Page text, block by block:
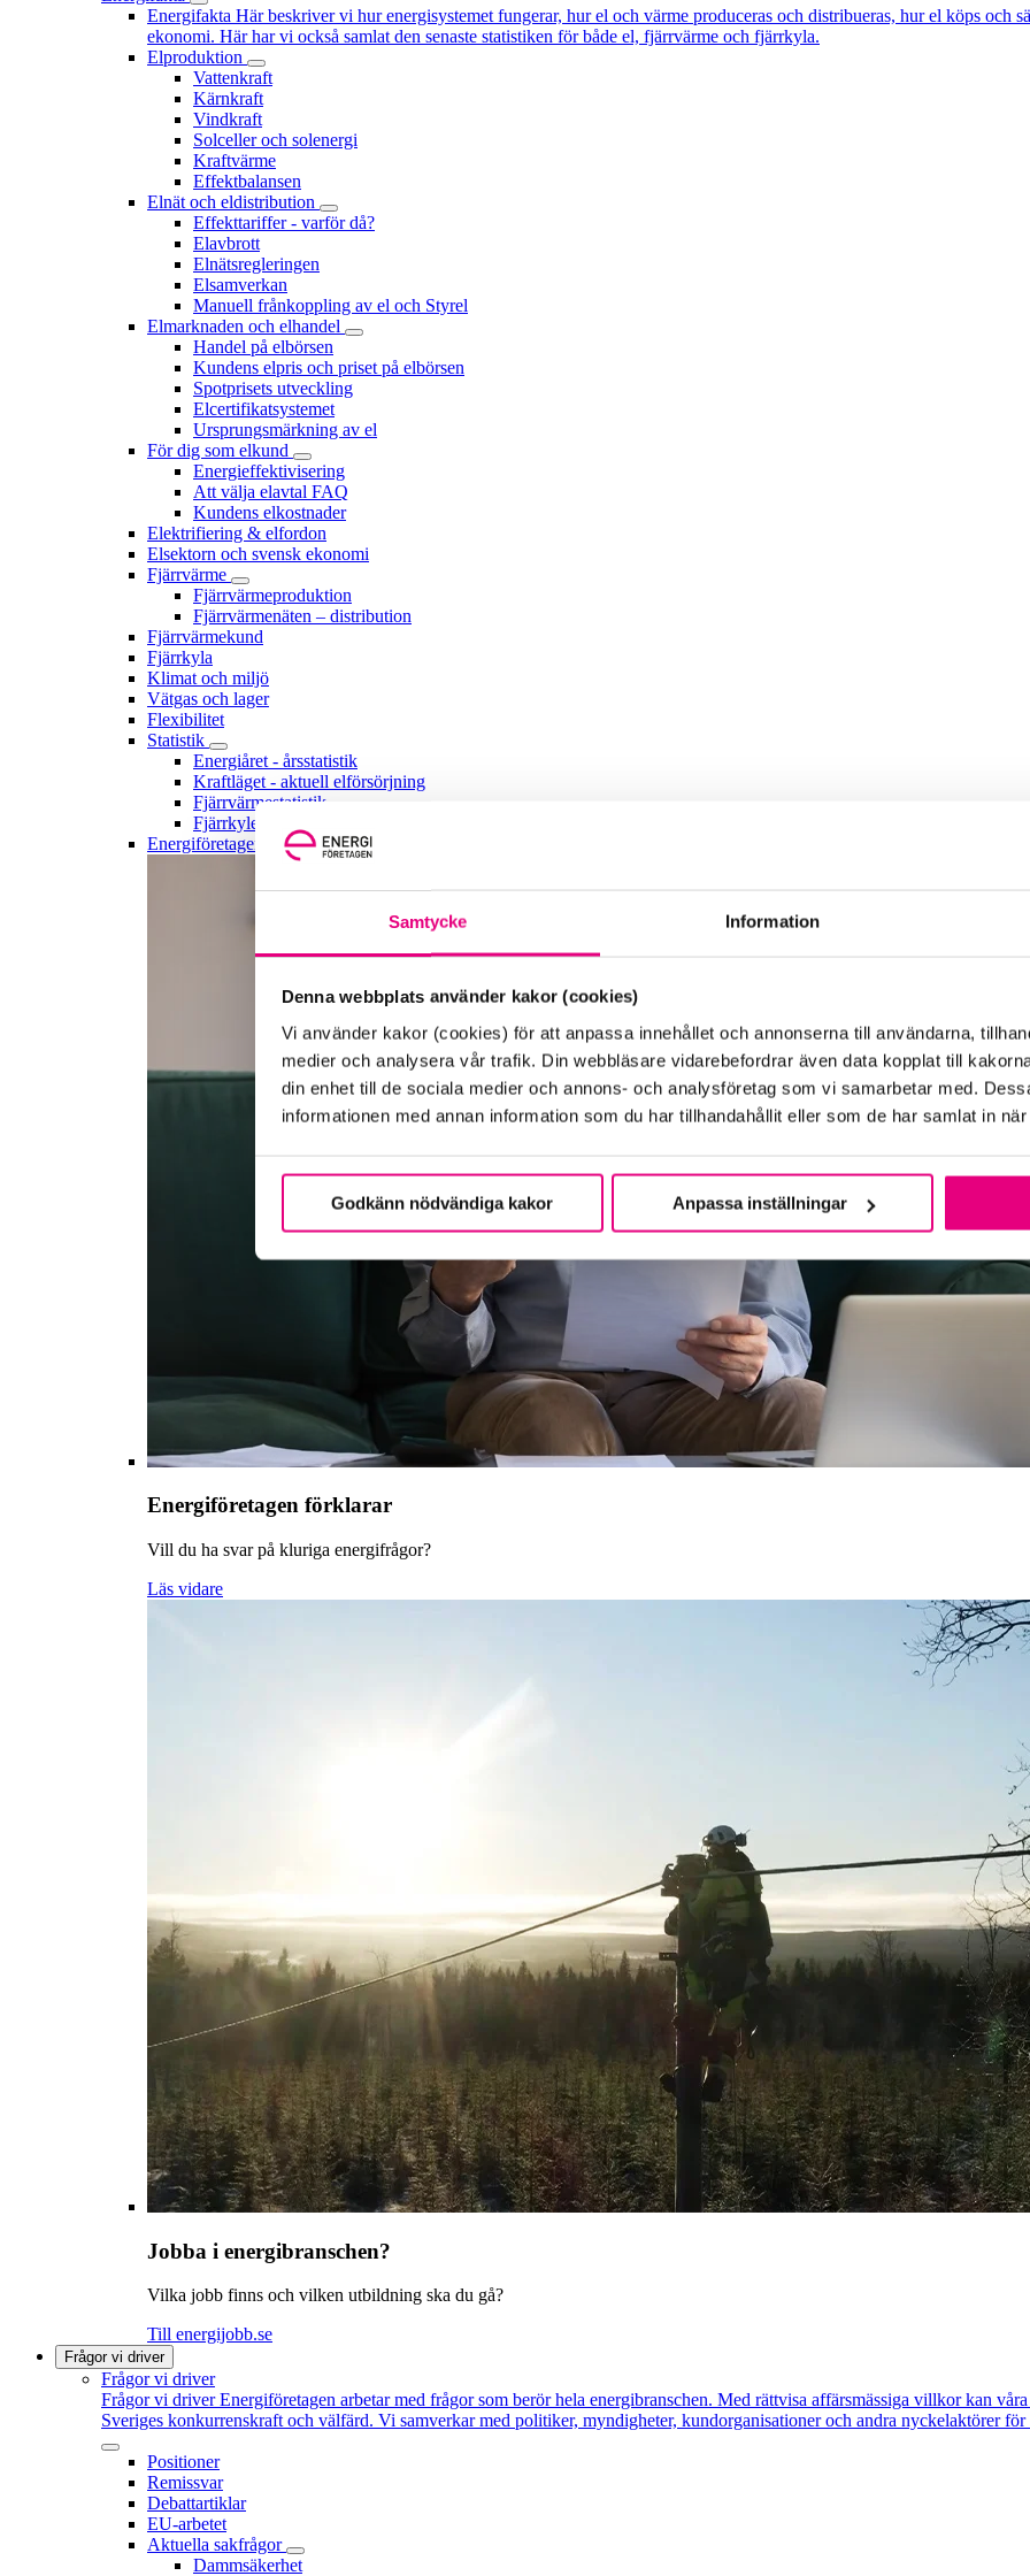
Samtycke Information
Denna webbplats använder kakor (cookies)
Vi använder kakor (cookies) för att anpassa innehållet och annonserna till användarna,
medier och analysera vår trafik. Din webbläsare vidarebefordrar även data kopplat till
din enhet till de sociala medier och annons- och analysföretag som vi samarbetar med.
informationen med annan information som du har tillhandahållit eller som de har samlat in
Godkänn nödvändiga kakor Anpassa inställningar
Energifakta Här beskriver vi hur energisystemet fungerar, hur el och värme produceras och distribueras, hur el köps och
ekonomi. Här har vi också samlat den senaste statistiken för både el, fjärrvärme och fjärrkyla.
Elproduktion
Vattenkraft
Kärnkraft
Vindkraft
Solceller och solenergi
Kraftvärme
Effektbalansen
Elnät och eldistribution
Effekttariffer - varför då?
Elavbrott
Elnätsregleringen
Elsamverkan
Manuell frånkoppling av el och Styrel
Elmarknaden och elhandel
Handel på elbörsen
Kundens elpris och priset på elbörsen
Spotprisets utveckling
Elcertifikatsystemet
Ursprungsmärkning av el
För dig som elkund
Energieffektivisering
Att välja elavtal FAQ
Kundens elkostnader
Elektrifiering & elfordon
Elsektorn och svensk ekonomi
Fjärrvärme
Fjärrvärmeproduktion
Fjärrvärmenäten – distribution
Fjärrvärmekund
Fjärrkyla
Klimat och miljö
Vätgas och lager
Flexibilitet
Statistik
Energiåret - årsstatistik
Kraftläget - aktuell elförsörjning
Fjärrvärmestatistik
Fjärrkylestatistik
Energiföretagen förklarar!
Energiföretagen förklarar
Vill du ha svar på kluriga energifrågor?
Läs vidare
Jobba i energibranschen?
Vilka jobb finns och vilken utbildning ska du gå?
Till energijobb.se
Frågor vi driver
Frågor vi driver
Frågor vi driver Energiföretagen arbetar med frågor som berör hela energibranschen. Med rättvisa affärsmässiga villkor kan
Sveriges konkurrenskraft och välfärd. Vi samverkar med politiker, myndigheter, kundorganisationer och andra nyckelaktörer
Positioner
Remissvar
Debattartiklar
EU-arbetet
Aktuella sakfrågor
Dammsäkerhet